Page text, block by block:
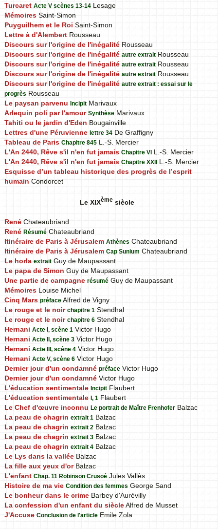
Turcaret Acte V scènes 13-14 Lesage
Mémoires Saint-Simon
Puyguilhem et le Roi Saint-Simon
Lettre à d'Alembert Rousseau
Discours sur l'origine de l'inégalité Rousseau
Discours sur l'origine de l'inégalité autre extrait Rousseau
Discours sur l'origine de l'inégalité autre extrait Rousseau
Discours sur l'origine de l'inégalité autre extrait Rousseau
Discours sur l'origine de l'inégalité autre extrait : essai sur le
progrès Rousseau
Le paysan parvenu Incipit Marivaux
Arlequin poli par l'amour Synthèse Marivaux
Tahiti ou le jardin d'Eden Bougainville
Lettres d'une Péruvienne lettre 34 De Graffigny
Tableau de Paris Chapitre 845 L.-S. Mercier
L'An 2440, Rêve s'il n'en fut jamais Chapitre VI L.-S. Mercier
L'An 2440, Rêve s'il n'en fut jamais Chapitre XXII
L.-S. Mercier
Esquisse d’un tableau historique des progrès de l’esprit
humain Condorcet
Le XIXèmesiècle
René Chateaubriand
René Résumé Chateaubriand
Itinéraire de Paris à Jérusalem Athènes Chateaubriand
Itinéraire de Paris à Jérusalem Cap Sunium Chateaubriand
Le horla extrait Guy de Maupassant
Le papa de Simon Guy de Maupassant
Une partie de campagne résumé Guy de Maupassant
Mémoires Louise Michel
Cinq Mars préface Alfred de Vigny
Le rouge et le noir chapitre 1 Stendhal
Le rouge et le noir chapitre 6 Stendhal
Hernani Acte I, scène 1 Victor Hugo
Hernani Acte II, scène 3 Victor Hugo
Hernani Acte III, scène 4 Victor Hugo
Hernani Acte V, scène 6 Victor Hugo
Dernier jour d'un condamné préface Victor Hugo
Dernier jour d'un condamné Victor Hugo
L'éducation sentimentale Incipit Flaubert
L'éducation sentimentale I, 1 Flaubert
Le Chef d'œuvre inconnu Le portrait de Maître Frenhofer Balzac
La peau de chagrin extrait 1 Balzac
La peau de chagrin extrait 2 Balzac
La peau de chagrin extrait 3 Balzac
La peau de chagrin extrait 4 Balzac
Le Lys dans la vallée Balzac
La fille aux yeux d'orBalzac
L'enfant Chap. 11 Robinson Crusoé Jules Vallès
Histoire de ma vie Condition des femmes George Sand
Le bonheur dans le crime Barbey d'Aurévilly
La confession d'un enfant du siècleAlfred de Musset
J'Accuse Conclusion de l'article Emile Zola